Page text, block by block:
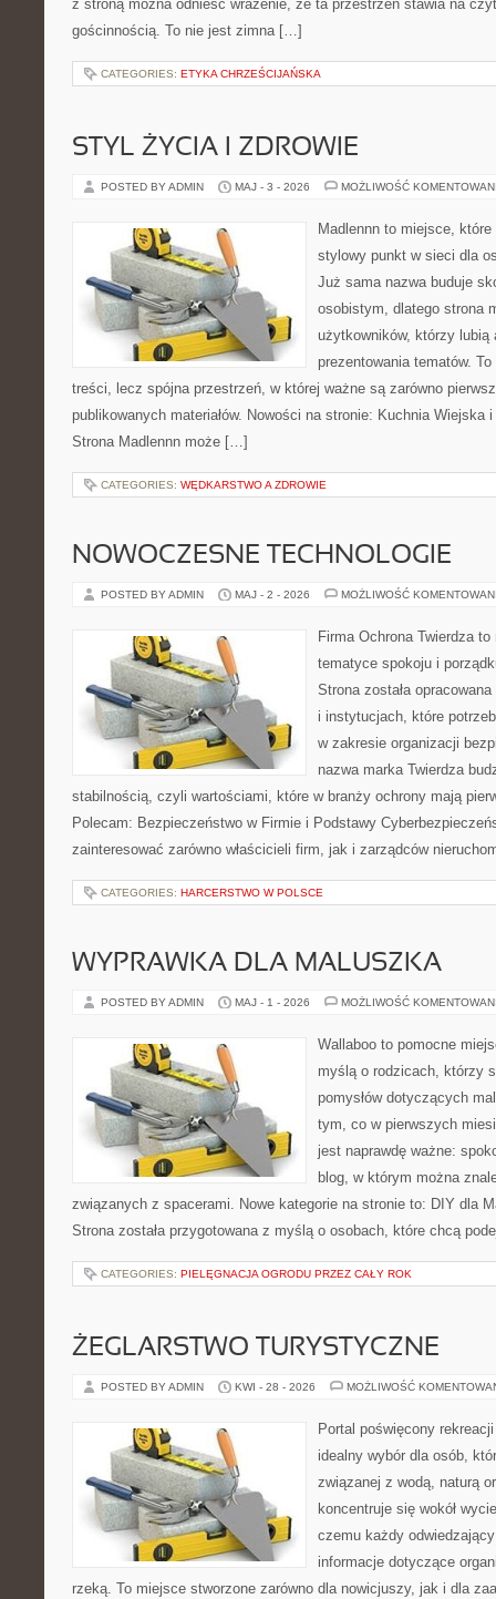
z stroną można odnieść wrażenie, że ta przestrzeń stawia na
gościnnością. To nie jest zimna […]
CATEGORIES: ETYKA CHRZEŚCIJAŃSKA
STYL ŻYCIA I ZDROWIE
POSTED BY ADMIN MAJ - 3 - 2026 MOŻLIWOŚĆ
Madlennn to miejsce,
stylowy punkt w sieci dla
Już sama nazwa buduje
osobistym, dlatego strona
użytkowników, którzy lubią
prezentowania tematów.
treści, lecz spójna przestrzeń, w której ważne są zarówno
publikowanych materiałów. Nowości na stronie: Kuchnia Wiejska
Strona Madlennn może […]
CATEGORIES: WĘDKARSTWO A ZDROWIE
NOWOCZESNE TECHNOLOGIE
POSTED BY ADMIN MAJ - 2 - 2026 MOŻLIWOŚĆ
Firma Ochrona Twierdza
tematyce spokoju i
Strona została
i instytucjach, które
w zakresie organizacji
nazwa marka Twierdza
stabilnością, czyli wartościami, które w branży ochrony mają
Polecam: Bezpieczeństwo w Firmie i Podstawy
zainteresować zarówno właścicieli firm, jak i zarządców
CATEGORIES: HARCERSTWO W POLSCE
WYPRAWKA DLA MALUSZKA
POSTED BY ADMIN MAJ - 1 - 2026 MOŻLIWOŚĆ
Wallaboo to pomocne
myślą o rodzicach, którzy
pomysłów dotyczących
tym, co w pierwszych
jest naprawdę ważne:
blog, w którym można
związanych z spacerami. Nowe kategorie na stronie to: DIY dla
Strona została przygotowana z myślą o osobach, które chcą
CATEGORIES: PIELĘGNACJA OGRODU PRZEZ CAŁY ROK
ŻEGLARSTWO TURYSTYCZNE
POSTED BY ADMIN KWI - 28 - 2026 MOŻLIWOŚĆ
Portal poświęcony
idealny wybór dla osób,
związanej z wodą, naturą
koncentruje się wokół
czemu każdy
informacje dotyczące
rzeką. To miejsce stworzone zarówno dla nowicjuszy, jak i dla